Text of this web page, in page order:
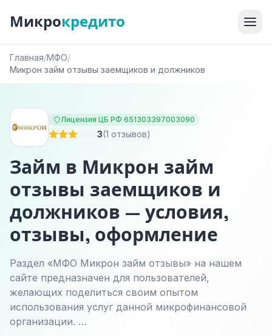
Микрокредито
Главная/МФО/
Микрон займ отзывы заемщиков и должников
Лицензия ЦБ РФ 651303397003090
3(1 отзывов)
Займ в Микрон займ
отзывы заемщиков и
должников — условия,
отзывы, оформление
Раздел «МФО Микрон займ отзывы» на нашем
сайте предназначен для пользователей,
желающих поделиться своим опытом
использования услуг данной микрофинансовой
организации. …